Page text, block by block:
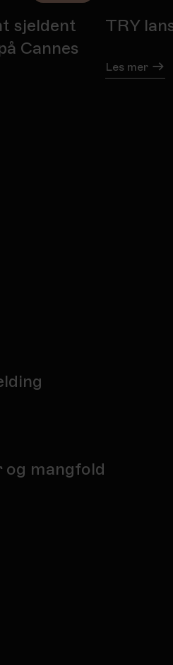
sjeldent
Cannes
TRY
Les mer
og mangfold